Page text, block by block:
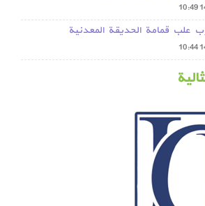
10:49
علب قمامة الحديقة المعدنية
10:44